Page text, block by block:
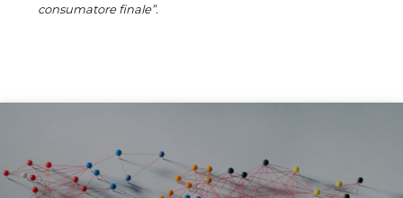
consumatore finale”.